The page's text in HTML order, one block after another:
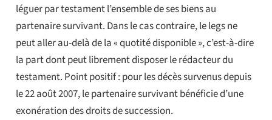
léguer par testament l’ensemble de ses biens au
partenaire survivant. Dans le cas contraire, le legs ne
peut aller au-delà de la « quotité disponible », c’est-à-dire
la part dont peut librement disposer le rédacteur du
testament. Point positif : pour les décès survenus depuis
le 22 août 2007, le partenaire survivant bénéficie d’une
exonération des droits de succession.